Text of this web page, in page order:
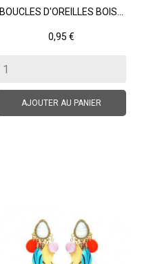
BOUCLES D'OREILLES BOIS...
Prix
0,95 €
AJOUTER AU PANIER